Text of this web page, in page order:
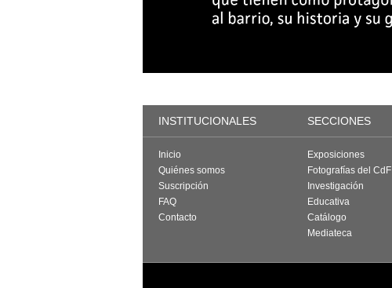
INSTITUCIONALES SECCIONES
Inicio
Quiénes somos
Suscripción
FAQ
Contacto
Exposiciones
Fotografías del CdF
Investigación
Educativa
Catálogo
Mediateca